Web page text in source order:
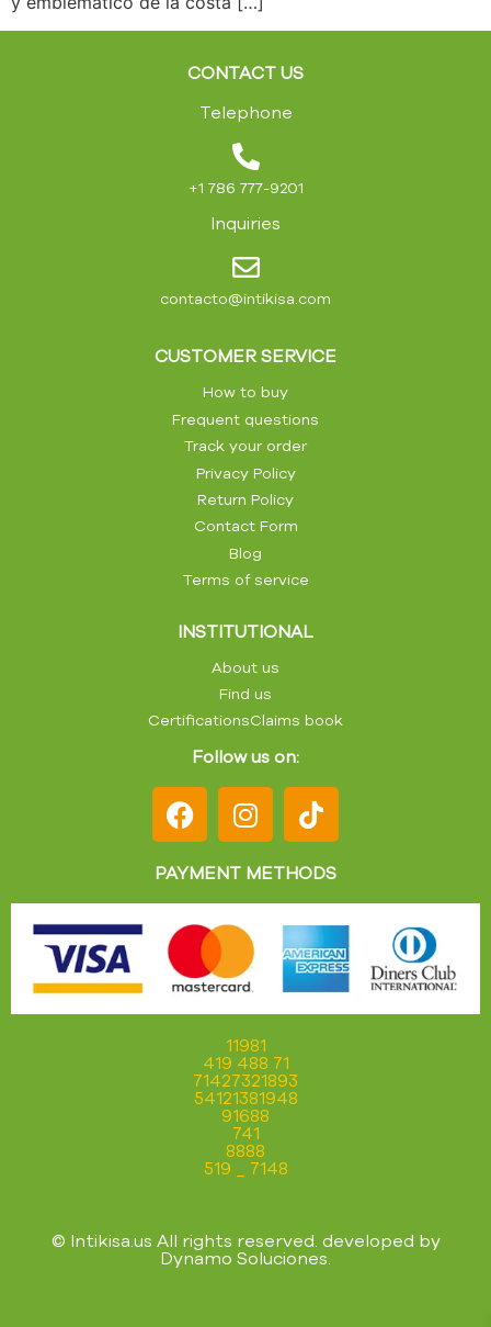
CONTACT US
Telephone
+1 786 777-9201
Inquiries
contacto@intikisa.com
CUSTOMER SERVICE
How to buy
Frequent questions
Track your order
Privacy Policy
Return Policy
Contact Form
Blog
Terms of service
INSTITUTIONAL
About us
Find us
CertificationsClaims book
Follow us on:
PAYMENT METHODS
11981
419 488 71
71427321893
54121381948
91688
741
8888
519 _ 7148
© Intikisa.us All rights reserved. developed by
Dynamo Soluciones